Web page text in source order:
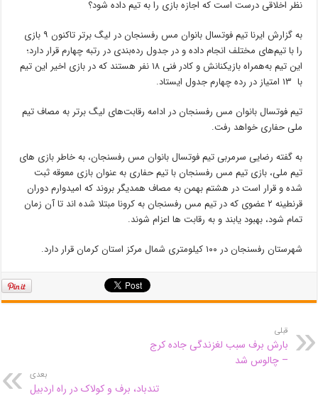
نظر اخلاقی درست است که اجازه بازی را به تیم داده شود؟
به گزارش ایرنا تیم فوتسال بانوان مس رفسنجان در لیگ برتر تاکنون ۹ بازی
را با تیم‌های مختلف انجام داده و در جدول رده‌بندی در رتبه چهارم قرار دارد؛
این تیم به‌همراه بازیکنانش و کادر فنی ۱۸ نفر هستند که در بازی اخیر این تیم
با ۱۳ امتیاز در رده چهارم جدول ایستاد.
تیم فوتسال بانوان مس رفسنجان در ادامه رقابت‌های لیگ برتر به مصاف تیم
ملی حفاری خواهد رفت.
به گفته رضایی سرمربی تیم فوتسال بانوان مس رفسنجان، به خاطر بازی های
تیم ملی، بازی تیم مس رفسنجان با تیم حفاری به عنوان بازی معوقه ثبت
شده و قرار است در هشتم بهمن به مصاف همدیگر بروند که امیدوارم دوران
قرنطینه ۲ عضوی که در تیم مس رفسنجان به کرونا مبتلا شده اند تا آن زمان
تمام شود، بهبود یابند و به رقابت ها اعزام شوند.
شهرستان رفسنجان در ۱۰۰ کیلومتری شمال مرکز استان کرمان قرار دارد.
قبلی
بارش برف سبب لغزندگی جاده کرج
– چالوس شد
بعدی
تندباد، برف و کولاک در راه اردبیل